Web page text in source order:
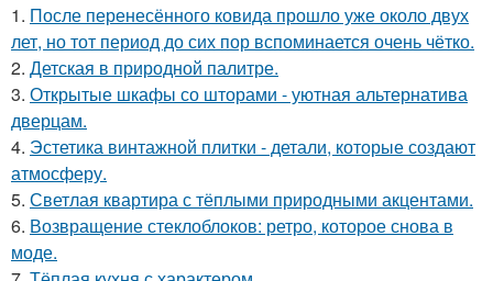
1. После перенесённого ковида прошло уже около двух
лет, но тот период до сих пор вспоминается очень чётко.
2. Детская в природной палитре.
3. Открытые шкафы со шторами - уютная альтернатива
дверцам.
4. Эстетика винтажной плитки - детали, которые создают
атмосферу.
5. Светлая квартира с тёплыми природными акцентами.
6. Возвращение стеклоблоков: ретро, которое снова в
моде.